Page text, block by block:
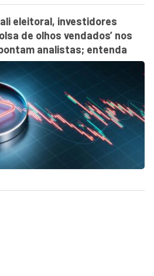
eleitoral, investidores
de olhos vendados’ nos
analistas; entenda